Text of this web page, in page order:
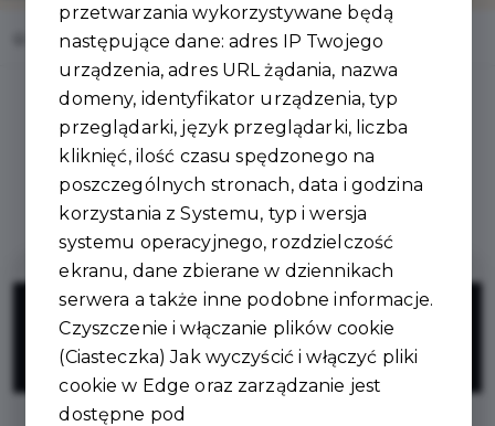
Home Oferty Kraftowe Wyroby u Bogusi
Regulamin i warunki
5%
ZNIŻKI
przetwarzania wykorzystywane będą
następujące dane: adres IP Twojego
urządzenia, adres URL żądania, nazwa
domeny, identyfikator urządzenia, typ
przeglądarki, język przeglądarki, liczba
kliknięć, ilość czasu spędzonego na
poszczególnych stronach, data i godzina
korzystania z Systemu, typ i wersja
systemu operacyjnego, rozdzielczość
ekranu, dane zbierane w dziennikach
serwera a także inne podobne informacje.
Czyszczenie i włączanie plików cookie
(Ciasteczka) Jak wyczyścić i włączyć pliki
cookie w Edge oraz zarządzanie jest
dostępne pod